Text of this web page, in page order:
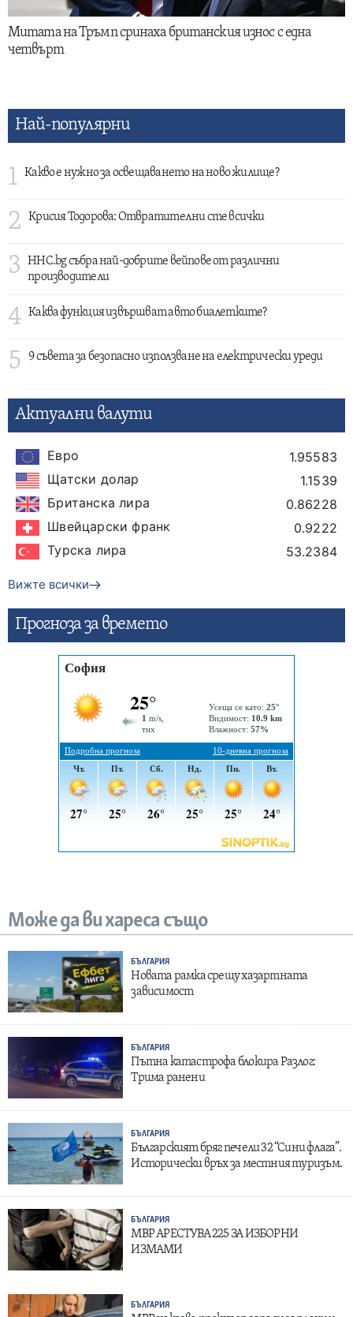
Митата на Тръмп сринаха британския износ с една
четвърт
Най-популярни
1 Какво е нужно за освещаването на ново жилище?
2 Крисия Тодорова: Отвратителни сте всички
3
HHC.bg събра най-добрите вейпове от различни
производители
4 Каква функция извършват авто биалетките?
5 9 съвета за безопасно използване на електрически уреди
Актуални валути
Евро
1.95583
Щатски долар
1.1539
Британска лира
0.86228
Швейцарски франк
0.9222
Турска лира
53.2384
Вижте всички
Прогнозa за времето
Може да ви хареса също
БЪЛГАРИЯ
Новата рамка срещу хазартната
зависимост
БЪЛГАРИЯ
Пътна катастрофа блокира Разлог:
Трима ранени
БЪЛГАРИЯ
Българският бряг печели 32 “Сини флага”.
Исторически връх за местния туризъм.
БЪЛГАРИЯ
МВР АРЕСТУВА 225 ЗА ИЗБОРНИ
ИЗМАМИ
БЪЛГАРИЯ